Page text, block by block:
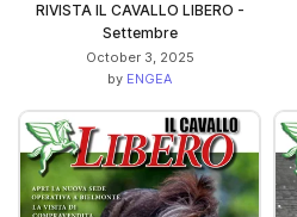
RIVISTA IL CAVALLO LIBERO -
Settembre
October 3, 2025
by ENGEA